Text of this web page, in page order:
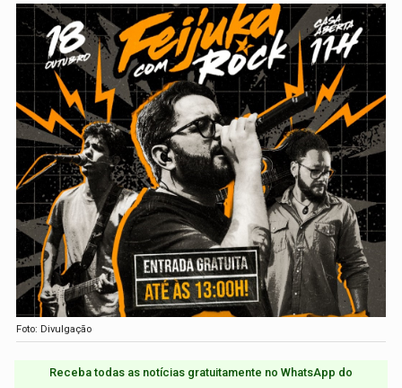
Foto: Divulgação
Receba todas as notícias gratuitamente no WhatsApp do